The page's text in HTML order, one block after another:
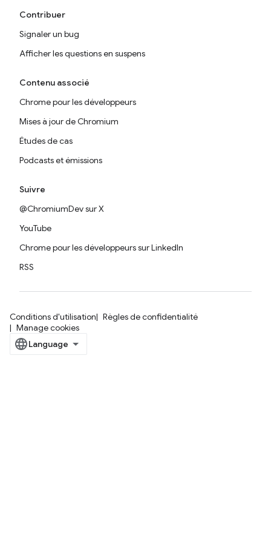
Contribuer
Signaler un bug
Afficher les questions en suspens
Contenu associé
Chrome pour les développeurs
Mises à jour de Chromium
Études de cas
Podcasts et émissions
Suivre
@ChromiumDev sur X
YouTube
Chrome pour les développeurs sur LinkedIn
RSS
Conditions d'utilisation
Règles de confidentialité
Manage cookies